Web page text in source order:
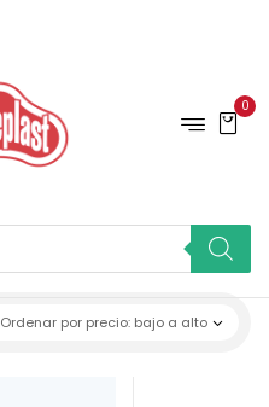
0
Ordenar por precio: bajo a alto